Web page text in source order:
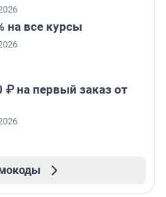
на все курсы
₽ на первый заказ от